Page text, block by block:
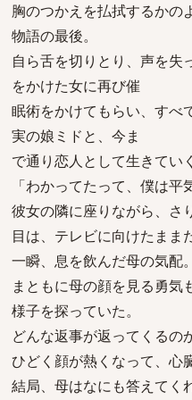
胸のつかえを払拭するかの
物語の最後。
自ら舌を切りとり、声を失
をかけた女に再び催
眠術をかけてもらい、すべ
実の娘ミドと、今ま
で通り恋人として生きてい
「わかってたって、僕は平
彼女の隣に座りながら、さ
目は、テレビに向けたまま
一瞬、息を飲んだ母の気配。
まともに母の顔を見る勇気
様子を探っていた。
どんな返事が返ってくるのか
ひどく顔が熱くなって、心
結局、母はなにも答えてく